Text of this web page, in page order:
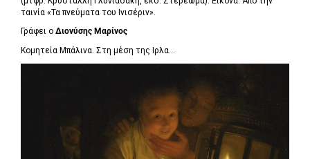
ταινία «Τα πνεύματα του Ινισέριν».
Γράφει ο Διονύσης Μαρίνος
Κομητεία Μπάλινα. Στη μέση της Ιρλα...